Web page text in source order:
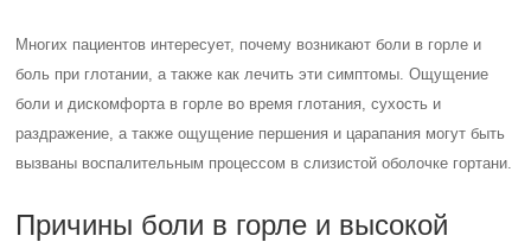
Многих пациентов интересует, почему возникают боли в горле и
боль при глотании, а также как лечить эти симптомы. Ощущение
боли и дискомфорта в горле во время глотания, сухость и
раздражение, а также ощущение першения и царапания могут быть
вызваны воспалительным процессом в слизистой оболочке гортани.
Причины боли в горле и высокой